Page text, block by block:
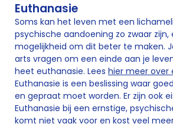
Euthanasie
Soms kan het leven met een
psychische aandoening zo zwaar zijn,
mogelijkheid om dit beter te maken.
arts vragen om een einde aan je
heet euthanasie. Lees hier meer over
Euthanasie is een beslissing waar
en gepraat moet worden. Er zijn ook
Euthanasie bij een ernstige,
komt niet vaak voor en kost veel